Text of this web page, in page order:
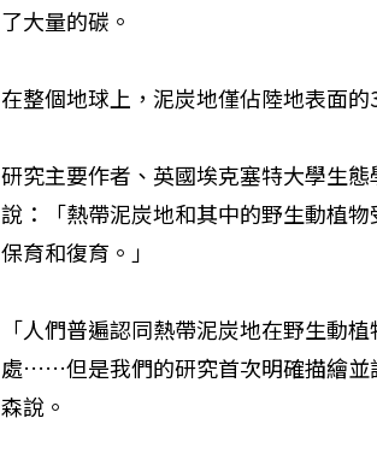
了大量的碳。
在整個地球上，泥炭地僅佔陸地表面
研究主要作者、英國埃克塞特大學生
說：「熱帶泥炭地和其中的野生動植
保育和復育。」
「人們普遍認同熱帶泥炭地在野生動
處……但是我們的研究首次明確描繪並
森說。